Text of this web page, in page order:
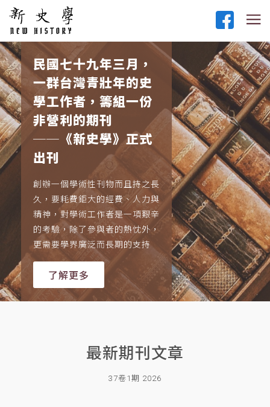
民國七十九年三月，
一群台灣青壯年的史
學工作者，籌組一份
非營利的期刊
──《新史學》正式
出刊
創辦一個學術性刊物而且持之長
久，要耗費鉅大的經費、人力與
精神，對學術工作者是一項艱辛
的考驗，除了參與者的熱忱外，
更需要學界廣泛而長期的支持
了解更多
最新期刊文章
37卷1期 2026